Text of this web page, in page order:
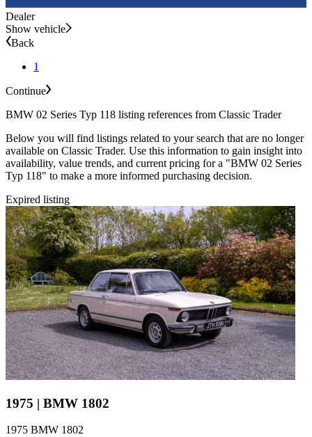
Dealer
Show vehicle
Back
1
Continue
BMW 02 Series Typ 118 listing references from Classic Trader
Below you will find listings related to your search that are no longer
available on Classic Trader. Use this information to gain insight into
availability, value trends, and current pricing for a "BMW 02 Series
Typ 118" to make a more informed purchasing decision.
Expired listing
1975 | BMW 1802
1975 BMW 1802